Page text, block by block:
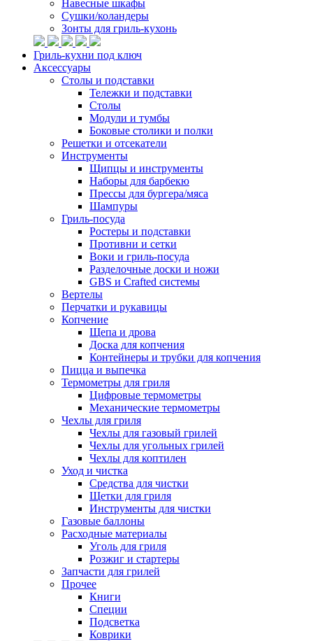
Навесные шкафы
Сушки/коландеры
Зонты для гриль-кухонь
Гриль-кухни под ключ
Аксессуары
Столы и подставки
Тележки и подставки
Столы
Модули и тумбы
Боковые столики и полки
Решетки и отсекатели
Инструменты
Щипцы и инструменты
Наборы для барбекю
Прессы для бургера/мяса
Шампуры
Гриль-посуда
Ростеры и подставки
Противни и сетки
Воки и гриль-посуда
Разделочные доски и ножи
GBS и Crafted системы
Вертелы
Перчатки и рукавицы
Копчение
Щепа и дрова
Доска для копчения
Контейнеры и трубки для копчения
Пицца и выпечка
Термометры для гриля
Цифровые термометры
Механические термометры
Чехлы для гриля
Чехлы для газовый грилей
Чехлы для угольных грилей
Чехлы для коптилен
Уход и чистка
Средства для чистки
Щетки для гриля
Инструменты для чистки
Газовые баллоны
Расходные материалы
Уголь для гриля
Розжиг и стартеры
Запчасти для грилей
Прочее
Книги
Специи
Подсветка
Коврики